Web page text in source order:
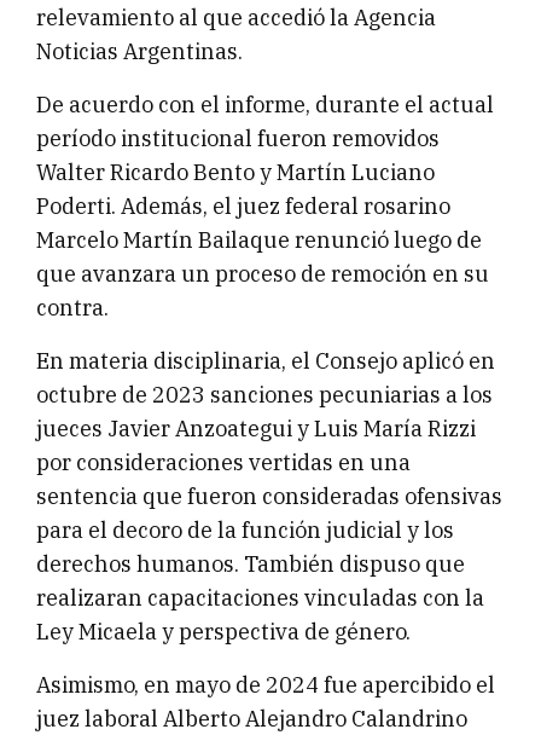
relevamiento al que accedió la Agencia
Noticias Argentinas.
De acuerdo con el informe, durante el actual
período institucional fueron removidos
Walter Ricardo Bento y Martín Luciano
Poderti. Además, el juez federal rosarino
Marcelo Martín Bailaque renunció luego de
que avanzara un proceso de remoción en su
contra.
En materia disciplinaria, el Consejo aplicó en
octubre de 2023 sanciones pecuniarias a los
jueces Javier Anzoategui y Luis María Rizzi
por consideraciones vertidas en una
sentencia que fueron consideradas ofensivas
para el decoro de la función judicial y los
derechos humanos. También dispuso que
realizaran capacitaciones vinculadas con la
Ley Micaela y perspectiva de género.
Asimismo, en mayo de 2024 fue apercibido el
juez laboral Alberto Alejandro Calandrino